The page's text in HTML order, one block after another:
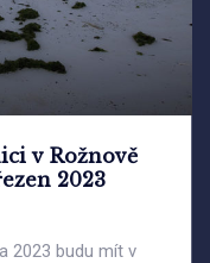
v Rožnově
2023
2023 budu mít v